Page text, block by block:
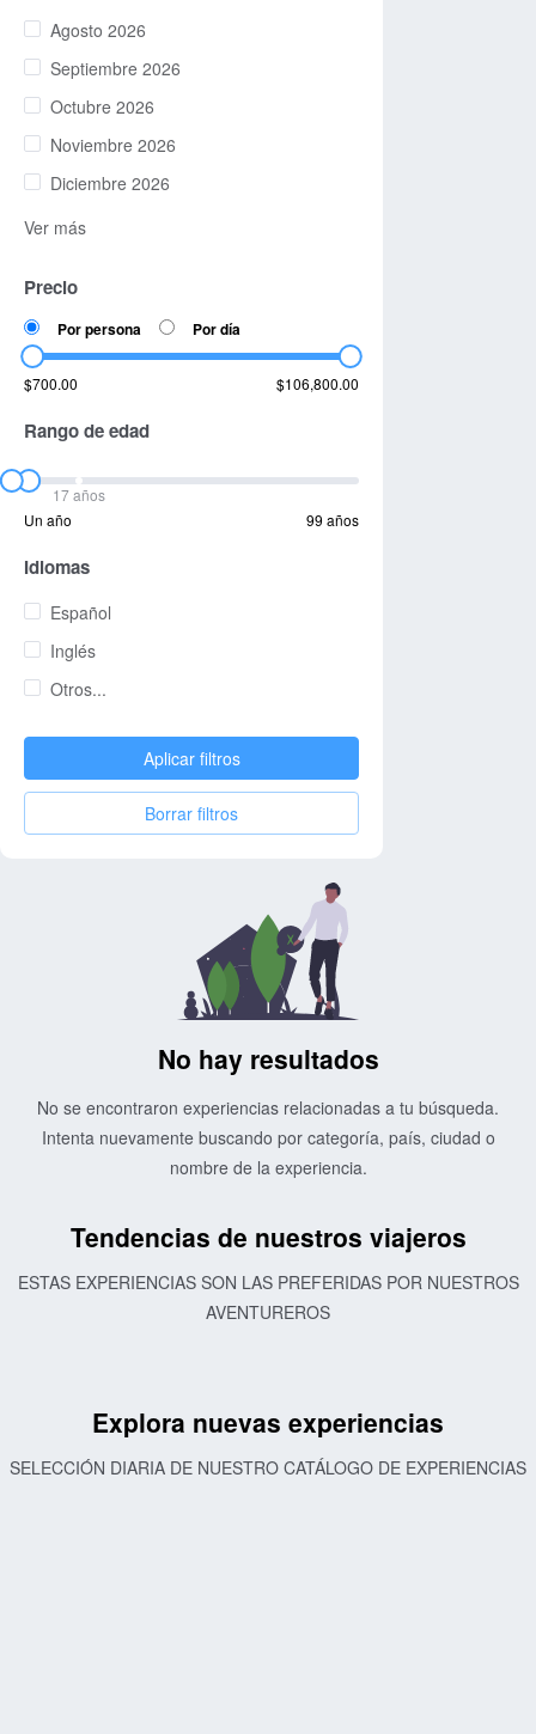
Agosto 2026
Septiembre 2026
Octubre 2026
Noviembre 2026
Diciembre 2026
Ver más
Precio
Por persona Por día
$700.00 $106,800.00
Rango de edad
17 años
Un año
99 años
Idiomas
Español
Inglés
Otros...
Aplicar filtros
Borrar filtros
No hay resultados
No se encontraron experiencias relacionadas a tu búsqueda.
Intenta nuevamente buscando por categoría, país, ciudad o
nombre de la experiencia.
Tendencias de nuestros viajeros
ESTAS EXPERIENCIAS SON LAS PREFERIDAS POR NUESTROS
AVENTUREROS
Explora nuevas experiencias
SELECCIÓN DIARIA DE NUESTRO CATÁLOGO DE EXPERIENCIAS